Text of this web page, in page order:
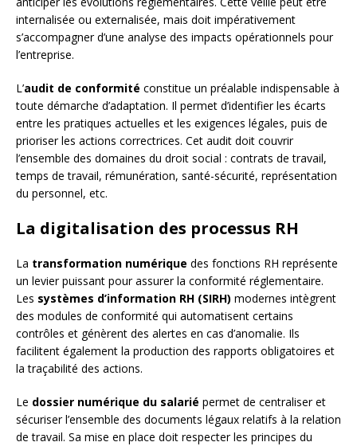
internalisée ou externalisée, mais doit impérativement
s’accompagner d’une analyse des impacts opérationnels pour
l’entreprise.
L’audit de conformité constitue un préalable indispensable à
toute démarche d’adaptation. Il permet d’identifier les écarts
entre les pratiques actuelles et les exigences légales, puis de
prioriser les actions correctrices. Cet audit doit couvrir
l’ensemble des domaines du droit social : contrats de travail,
temps de travail, rémunération, santé-sécurité, représentation
du personnel, etc.
La digitalisation des processus RH
La transformation numérique des fonctions RH représente
un levier puissant pour assurer la conformité réglementaire.
Les systèmes d’information RH (SIRH) modernes intègrent
des modules de conformité qui automatisent certains
contrôles et génèrent des alertes en cas d’anomalie. Ils
facilitent également la production des rapports obligatoires et
la traçabilité des actions.
Le dossier numérique du salarié permet de centraliser et
sécuriser l’ensemble des documents légaux relatifs à la relation
de travail. Sa mise en place doit respecter les principes du